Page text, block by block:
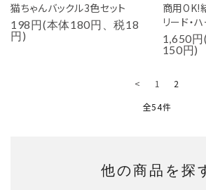
猫ちゃんバックル3色セット
198円(本体180円、税18
円)
商用OK!
リード・
1,650
150円)
< 1
2
全54件
他の商品を探